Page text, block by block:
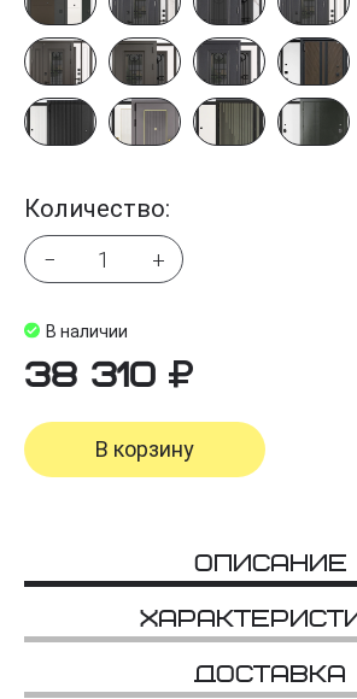
Количество:
− +
В наличии
38 310
В корзину
Описание
Доставка